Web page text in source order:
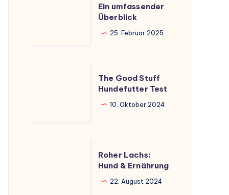
Ein umfassender
Überblick
25. Februar 2025
The Good Stuff
Hundefutter Test
10. Oktober 2024
Roher Lachs:
Hund & Ernährung
22. August 2024